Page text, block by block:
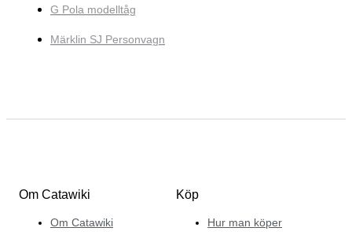
G Pola modelltåg
Märklin SJ Personvagn
Om Catawiki
Om Catawiki
Köp
Hur man köper